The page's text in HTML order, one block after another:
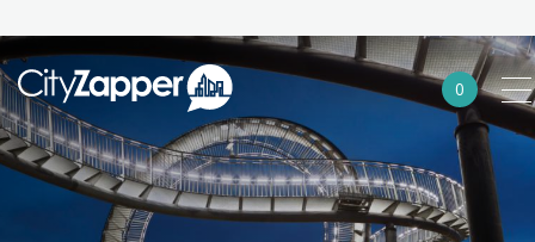
0
Alle steden
Nederland